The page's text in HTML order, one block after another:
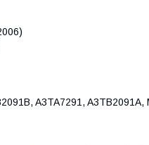
A3TA7291, A3TB2091A,